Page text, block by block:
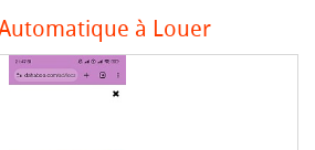
à Louer